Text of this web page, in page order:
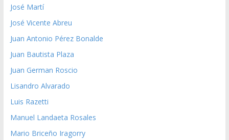
José Martí
José Vicente Abreu
Juan Antonio Pérez Bonalde
Juan Bautista Plaza
Juan German Roscio
Lisandro Alvarado
Luis Razetti
Manuel Landaeta Rosales
Mario Briceño Iragorry